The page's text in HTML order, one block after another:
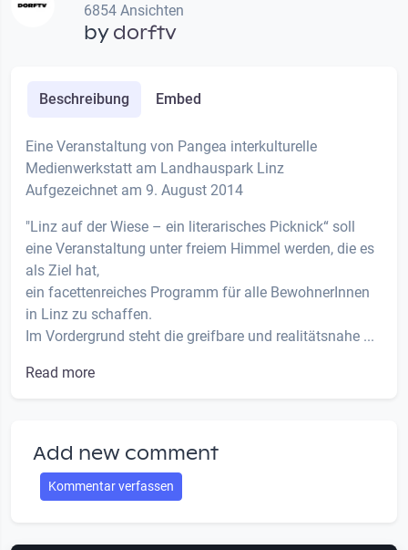
6854 Ansichten
bydorftv
Beschreibung Embed
Eine Veranstaltung von Pangea interkulturelle
Medienwerkstatt am Landhauspark Linz
Aufgezeichnet am 9. August 2014
"Linz auf der Wiese – ein literarisches Picknick“ soll
eine Veranstaltung unter freiem Himmel werden, die es
als Ziel hat,
ein facettenreiches Programm für alle BewohnerInnen
in Linz zu schaffen.
Im Vordergrund steht die greifbare und realitätsnahe ...
Read more
Add new comment
Kommentar verfassen